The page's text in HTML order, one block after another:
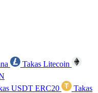
Takas Litecoin
USDT ERC20
Takas